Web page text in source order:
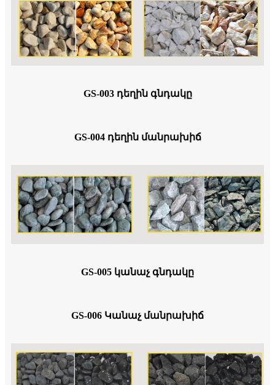
GS-003 դեղին գնդակը
GS-004 դեղին մանրախիճ
GS-005 կանաչ գնդակը
GS-006 Կանաչ մանրախիճ